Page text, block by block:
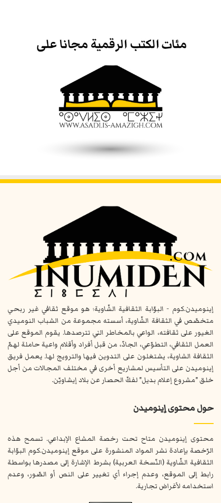
إينوميدن.كوم - البوّابة الثقافية الشّاوية؛ هو موقع ثقافي غير ربحي
متخصّص في الثقافة الشّاوية، أسسته مجموعة من الشباب النوميدي
الغيور على ثقافته، الواعي بالمخاطر التي تترصدها. يقوم الموقع على
العمل الثقافي، التطوّعي، الجادّ، من قبل أفراد وأقلام واعية حاملة لهمّ
الثقافة الشاوية، يشتغلون على التدوين فيها والترويج لها. يعمل فريق
إينوميدن على التأسيس لمشاريع أخرى في مختلف المجالات من أجل
خلق "مشروع إعلام بديل" لفكّ الحصار عن بلاد إيشاويّن.
حول محتوى إينوميدن
محتوى إينوميدن متاح تحت رخصة المشاع الإبداعي. تسمح هذه
الرّخصة بإعادة نشر المواد المنشورة على موقع إينوميدن.كوم البوّابة
الثقافية الشّاوية (النّسخة العربية) بشرط الإشارة إلى مصدرها بواسطة
رابط إلى الموقع، وعدم إجراء أي تغيير على النص أو الصّور، وعدم
استخدامه لأغراض تجارية.